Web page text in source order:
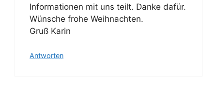
Informationen mit uns teilt. Danke dafür.
Wünsche frohe Weihnachten.
Gruß Karin
Antworten